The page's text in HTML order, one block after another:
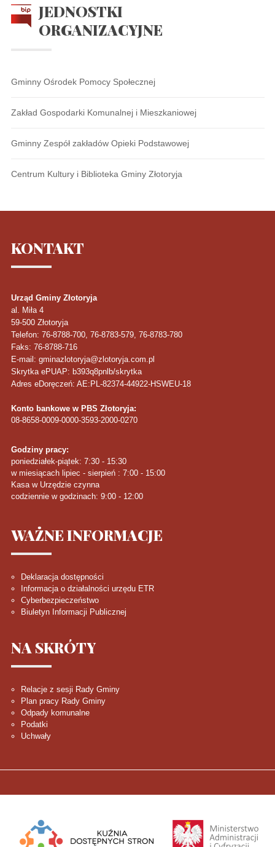
JEDNOSTKI
ORGANIZACYJNE
Gminny Ośrodek Pomocy Społecznej
Zakład Gospodarki Komunalnej i Mieszkaniowej
Gminny Zespół zakładów Opieki Podstawowej
Centrum Kultury i Biblioteka Gminy Złotoryja
KONTAKT
Urząd Gminy Złotoryja
al. Miła 4
59-500 Złotoryja
Telefon: 76-8788-700, 76-8783-579, 76-8783-780
Faks: 76-8788-716
E-mail: gminazlotoryja@zlotoryja.com.pl
Skrytka ePUAP: b393q8pnlb/skrytka
Adres eDoręczeń: AE:PL-82374-44922-HSWEU-18
Konto bankowe w PBS Złotoryja:
08-8658-0009-0000-3593-2000-0270
Godziny pracy:
poniedziałek-piątek: 7:30 - 15:30
w miesiącach lipiec - sierpień : 7:00 - 15:00
Kasa w Urzędzie czynna
codziennie w godzinach: 9:00 - 12:00
WAŻNEINFORMACJE
Deklaracja dostępności
Informacja o działalności urzędu ETR
Cyberbezpieczeństwo
Biuletyn Informacji Publicznej
NA SKRÓTY
Relacje z sesji Rady Gminy
Plan pracy Rady Gminy
Odpady komunalne
Podatki
Uchwały